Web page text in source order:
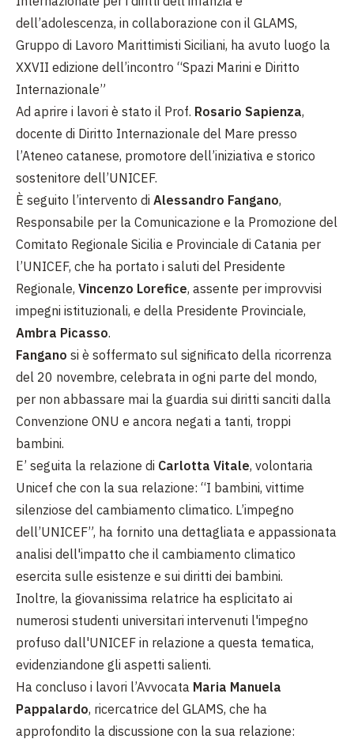
dell’adolescenza, in collaborazione con il GLAMS,
Gruppo di Lavoro Marittimisti Siciliani, ha avuto luogo la
XXVII edizione dell’incontro “Spazi Marini e Diritto
Internazionale”
Ad aprire i lavori è stato il Prof. Rosario Sapienza,
docente di Diritto Internazionale del Mare presso
l’Ateneo catanese, promotore dell’iniziativa e storico
sostenitore dell’UNICEF.
È seguito l’intervento di Alessandro Fangano,
Responsabile per la Comunicazione e la Promozione del
Comitato Regionale Sicilia e Provinciale di Catania per
l’UNICEF, che ha portato i saluti del Presidente
Regionale, Vincenzo Lorefice, assente per improvvisi
impegni istituzionali, e della Presidente Provinciale,
Ambra Picasso.
Fangano si è soffermato sul significato della ricorrenza
del 20 novembre, celebrata in ogni parte del mondo,
per non abbassare mai la guardia sui diritti sanciti dalla
Convenzione ONU e ancora negati a tanti, troppi
bambini.
E’ seguita la relazione di Carlotta Vitale, volontaria
Unicef che con la sua relazione: “I bambini, vittime
silenziose del cambiamento climatico. L’impegno
dell’UNICEF”, ha fornito una dettagliata e appassionata
analisi dell'impatto che il cambiamento climatico
esercita sulle esistenze e sui diritti dei bambini.
Inoltre, la giovanissima relatrice ha esplicitato ai
numerosi studenti universitari intervenuti l'impegno
profuso dall'UNICEF in relazione a questa tematica,
evidenziandone gli aspetti salienti.
Ha concluso i lavori l’Avvocata Maria Manuela
Pappalardo, ricercatrice del GLAMS, che ha
approfondito la discussione con la sua relazione: